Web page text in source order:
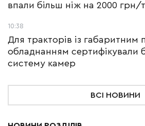
впали більш ніж на 2000 грн/т
10:38
Для тракторів із габаритним
обладнанням сертифікували
систему камер
ВСІ НОВИНИ